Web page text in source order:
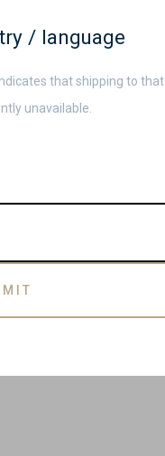
/ language
that shipping to that
unavailable.